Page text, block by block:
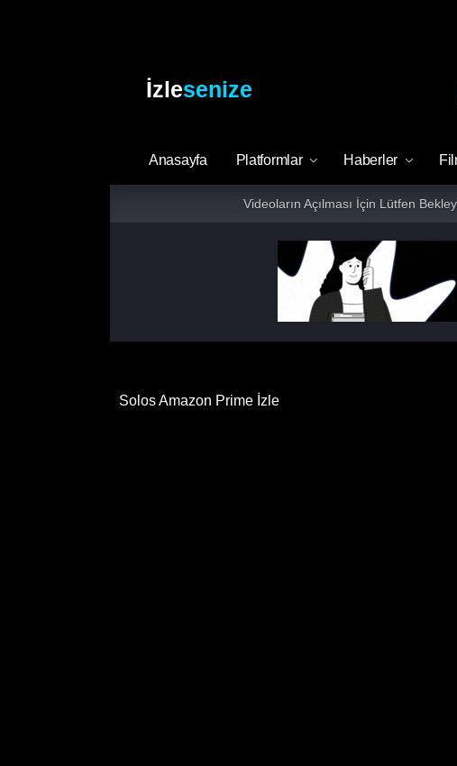
İzlesenize
Anasayfa Platformlar Haberler
Videoların Açılması İçin Lütfen
Solos Amazon Prime İzle